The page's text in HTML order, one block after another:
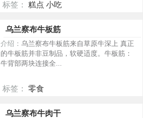
标签： 糕点 小吃
乌兰察布牛板筋
介绍： 乌兰察布牛板筋来自草原牛深上 真正
的牛板筋并非豆制品，软硬适度。牛板筋：
牛背部两块连接全...
标签： 零食
乌兰察布牛肉干